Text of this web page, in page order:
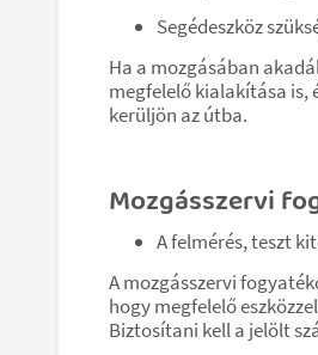
Segédeszköz
Ha a mozgásában
megfelelő kialakítása is,
kerüljön az útba.
Mozgásszervi
A felmérés, teszt
A mozgásszervi
hogy megfelelő
Biztosítani kell a jelölt